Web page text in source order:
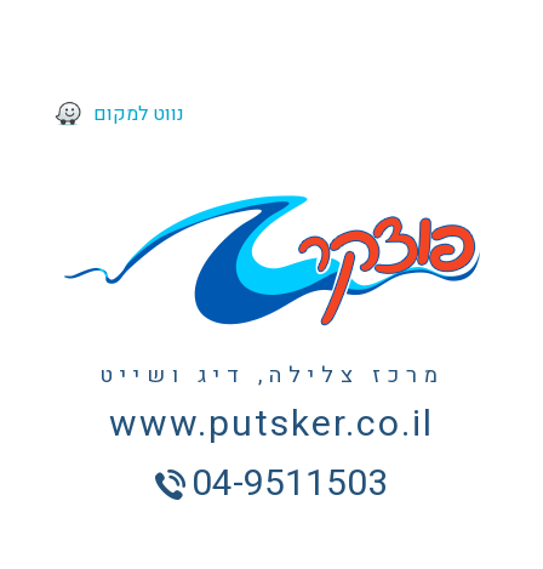
נווט למקום
מרכז צלילה, דיג ושייט
www.putsker.co.il
04-9511503